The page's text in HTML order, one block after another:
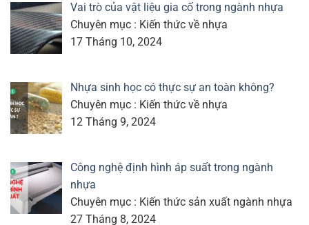
Vai trò của vật liệu gia cố trong ngành nhựa
Chuyên mục : Kiến thức về nhựa
17 Tháng 10, 2024
Nhựa sinh học có thực sự an toàn không?
Chuyên mục : Kiến thức về nhựa
12 Tháng 9, 2024
Công nghệ định hình áp suất trong ngành
nhựa
Chuyên mục : Kiến thức sản xuất ngành nhựa
27 Tháng 8, 2024